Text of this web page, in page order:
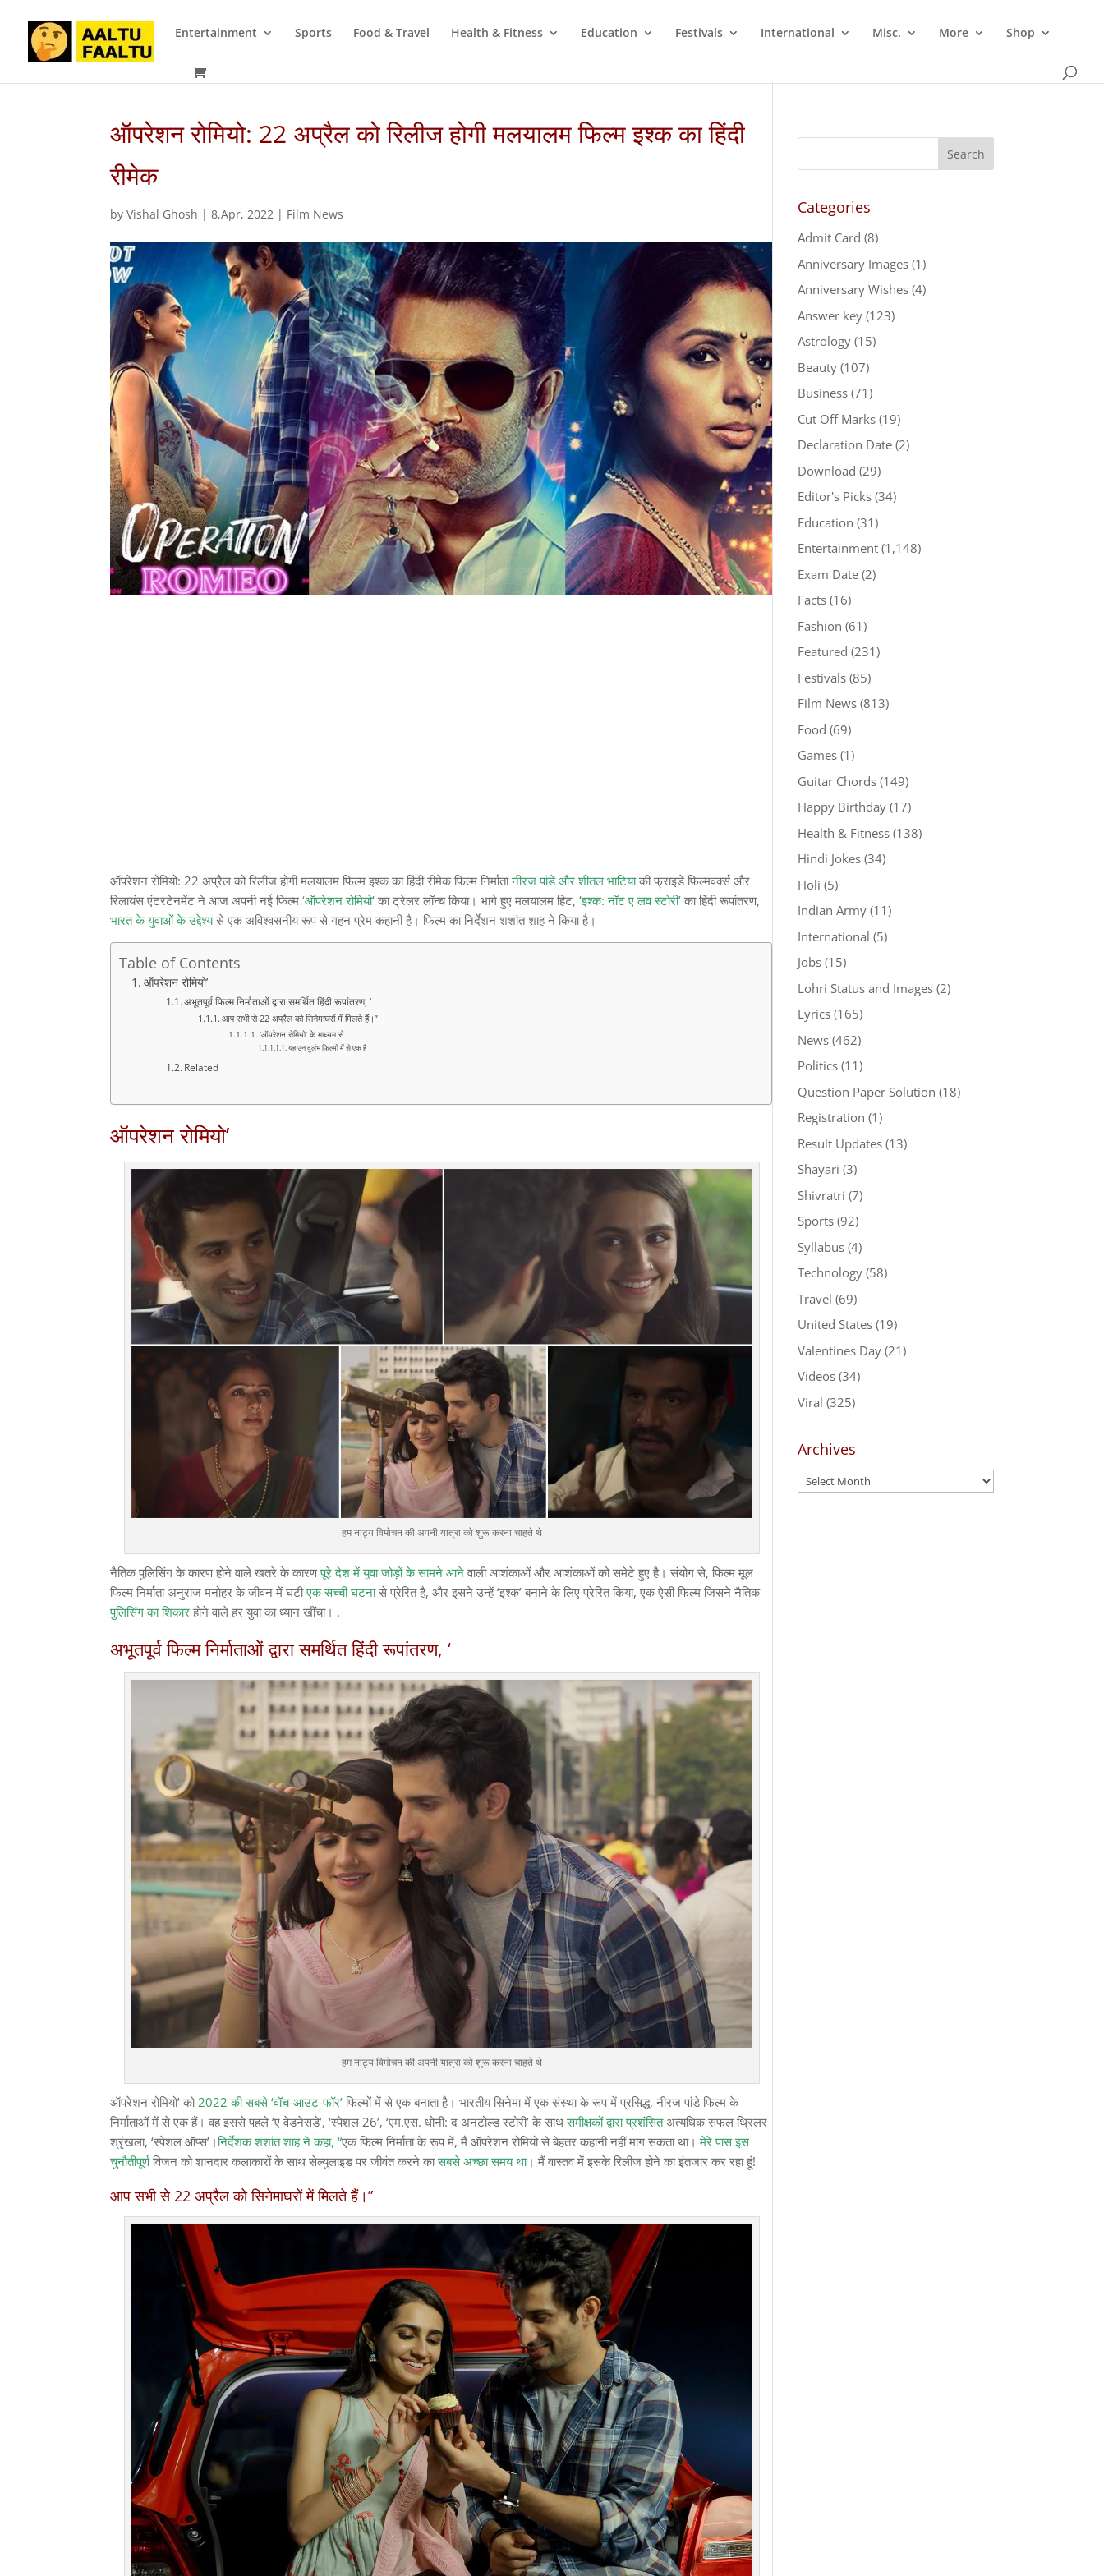
Entertainment Sports Food & Travel Health & Fitness Education Festivals International Misc. More Shop
ऑपरेशन रोमियो: 22 अप्रैल को रिलीज होगी मलयालम फिल्म इश्क का हिंदी
रीमेक
byVishal Ghosh |8,Apr, 2022 | Film News
ऑपरेशन रोमियो: 22 अप्रैल को रिलीज होगी मलयालम फिल्म इश्क का हिंदी रीमेक फिल्म निर्मातानीरज पांडे और शीतल भाटियाकी फ्राइडे फिल्मवर्क्स और
रिलायंस एंटरटेनमेंट ने आज अपनी नई फिल्म‘ऑपरेशन रोमियो‘ का ट्रेलर लॉन्च किया। भागे हुए मलयालम हिट, ‘इश्क: नॉट ए लव स्टोरी’ का हिंदी रूपांतरण,
भारत के युवाओं के उद्देश्यसे एक अविश्वसनीय रूप से गहन प्रेम कहानी है। फिल्म का निर्देशन शशांत शाह ने किया है।
Table of Contents
ऑपरेशन रोमियो’
अभूतपूर्व फिल्म निर्माताओं द्वारा समर्थित हिंदी रूपांतरण, ‘
आप सभी से 22 अप्रैल को सिनेमाघरों में मिलते हैं।”
‘ऑपरेशन रोमियो’ के माध्यम से
यह उन दुर्लभ फिल्मों में से एक है
Related
ऑपरेशन रोमियो’
हम नाट्य विमोचन की अपनी यात्रा को शुरू करना चाहते थे
नैतिक पुलिसिंग के कारण होने वाले खतरे के कारणपूरे देश में युवा जोड़ों के सामने आने वाली आशंकाओं और आशंकाओं को समेटे हुए है। संयोग से, फिल्म मूल
फिल्म निर्माता अनुराज मनोहर के जीवन में घटीएक सच्ची घटनासे प्रेरित है, और इसने उन्हें ‘इश्क’ बनाने के लिए प्रेरित किया, एक ऐसी फिल्म जिसने नैतिक
पुलिसिंग का शिकार होने वाले हर युवा का ध्यान खींचा। .
अभूतपूर्व फिल्म निर्माताओं द्वारा समर्थित हिंदी रूपांतरण, ‘
हम नाट्य विमोचन की अपनी यात्रा को शुरू करना चाहते थे
ऑपरेशन रोमियो’ को2022 की सबसे ‘वॉच-आउट-फॉर’ फिल्मों में से एक बनाता है। भारतीय सिनेमा में एक संस्था के रूप में प्रसिद्ध, नीरज पांडे फिल्म के
निर्माताओं में से एक हैं। वह इससे पहले ‘ए वेडनेसडे’, ‘स्पेशल 26’, ‘एम.एस. धोनी: द अनटोल्ड स्टोरी’ के साथसमीक्षकों द्वारा प्रशंसितअत्यधिक सफल थ्रिलर
श्रृंखला, ‘स्पेशल ऑप्स’।निर्देशक शशांत शाह ने कहा, “एक फिल्म निर्माता के रूप में, मैं ऑपरेशन रोमियो से बेहतर कहानी नहीं मांग सकता था।मेरे पास इस
चुनौतीपूर्णविजन को शानदार कलाकारों के साथ सेल्युलाइड पर जीवंत करने कासबसे अच्छा समय था। मैं वास्तव में इसके रिलीज होने का इंतजार कर रहा हूं!
आप सभी से 22 अप्रैल को सिनेमाघरों में मिलते हैं।”
Categories
Admit Card (8)
Anniversary Images(1)
Anniversary Wishes(4)
Answer key(123)
Astrology(15)
Beauty(107)
Business(71)
Cut Off Marks(19)
Declaration Date(2)
Download (29)
Editor's Picks(34)
Education (31)
Entertainment(1,148)
Exam Date(2)
Facts(16)
Fashion (61)
Featured (231)
Festivals(85)
Film News(813)
Food (69)
Games(1)
Guitar Chords(149)
Happy Birthday(17)
Health & Fitness(138)
Hindi Jokes(34)
Holi (5)
Indian Army(11)
International (5)
Jobs(15)
Lohri Status and Images(2)
Lyrics(165)
News(462)
Politics(11)
Question Paper Solution (18)
Registration (1)
Result Updates(13)
Shayari (3)
Shivratri (7)
Sports(92)
Syllabus(4)
Technology(58)
Travel (69)
United States(19)
Valentines Day(21)
Videos(34)
Viral (325)
Archives
Archives